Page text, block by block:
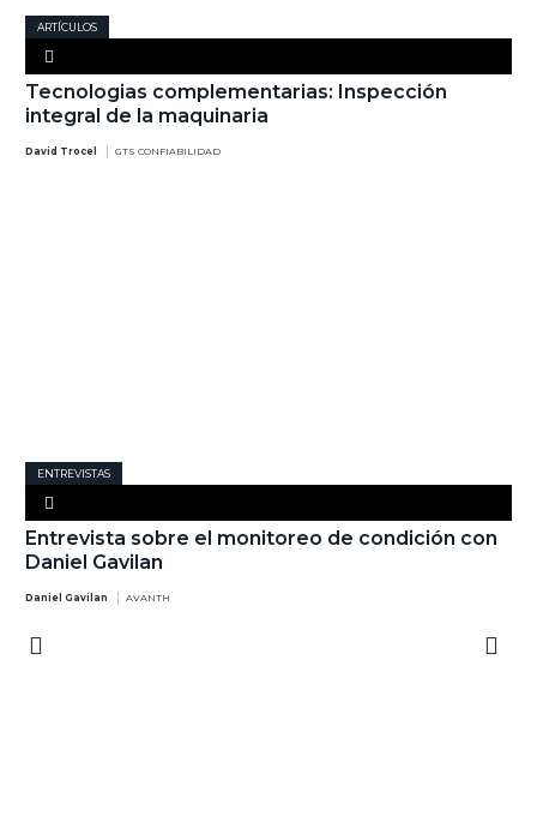
ARTÍCULOS
Tecnologias complementarias: Inspección
integral de la maquinaria
David Trocel GTS CONFIABILIDAD
ENTREVISTAS
Entrevista sobre el monitoreo de condición con
Daniel Gavilan
Daniel Gavilan AVANTH